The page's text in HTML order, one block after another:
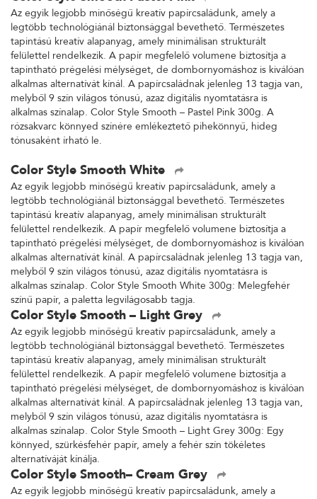
Az egyik legjobb minőségű kreatív papírcsaládunk, amely a
legtöbb technológiánál biztonsággal bevethető. Természetes
tapintású kreatív alapanyag, amely minimálisan strukturált
felülettel rendelkezik. A papír megfelelő volumene biztosítja a
tapintható prégelési mélységet, de dombornyomáshoz is kiválóan
alkalmas alternatívát kínál. A papírcsaládnak jelenleg 13 tagja van,
melyből 9 szín világos tónusú, azaz digitális nyomtatásra is
alkalmas színalap. Color Style Smooth – Pastel Pink 300g. A
rózsakvarc könnyed színére emlékeztető pihekönnyű, hideg
tónusaként írható le.
Color Style Smooth White
Az egyik legjobb minőségű kreatív papírcsaládunk, amely a
legtöbb technológiánál biztonsággal bevethető. Természetes
tapintású kreatív alapanyag, amely minimálisan strukturált
felülettel rendelkezik. A papír megfelelő volumene biztosítja a
tapintható prégelési mélységet, de dombornyomáshoz is kiválóan
alkalmas alternatívát kínál. A papírcsaládnak jelenleg 13 tagja van,
melyből 9 szín világos tónusú, azaz digitális nyomtatásra is
alkalmas színalap. Color Style Smooth White 300g: Melegfehér
színű papír, a paletta legvilágosabb tagja.
Color Style Smooth – Light Grey
Az egyik legjobb minőségű kreatív papírcsaládunk, amely a
legtöbb technológiánál biztonsággal bevethető. Természetes
tapintású kreatív alapanyag, amely minimálisan strukturált
felülettel rendelkezik. A papír megfelelő volumene biztosítja a
tapintható prégelési mélységet, de dombornyomáshoz is kiválóan
alkalmas alternatívát kínál. A papírcsaládnak jelenleg 13 tagja van,
melyből 9 szín világos tónusú, azaz digitális nyomtatásra is
alkalmas színalap. Color Style Smooth – Light Grey 300g: Egy
könnyed, szürkésfehér papír, amely a fehér szín tökéletes
alternatíváját kínálja.
Color Style Smooth– Cream Grey
Az egyik legjobb minőségű kreatív papírcsaládunk, amely a